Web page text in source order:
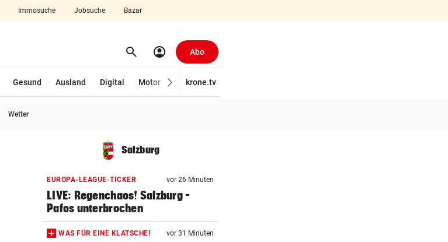
Immosuche Jobsuche Bazar
search Suchen
account_circle Abo
Gesund Ausland Digital Motor Wirtschaft
krone.tv
Wetter
Salzburg
EUROPA-LEAGUE-TICKER vor 26 Minuten
LIVE: Regenchaos! Salzburg –
Pafos unterbrochen
WAS FÜR EINE KLATSCHE! vor 31 Minuten